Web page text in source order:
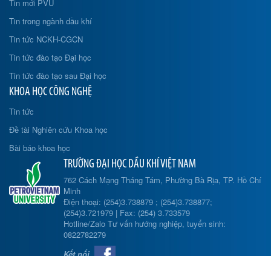
Tin mới PVU
Tin trong ngành dầu khí
Tin tức NCKH-CGCN
Tin tức đào tạo Đại học
Tin tức đào tạo sau Đại học
KHOA HỌC CÔNG NGHỆ
Tin tức
Đề tài Nghiên cứu Khoa học
Bài báo khoa học
TRƯỜNG ĐẠI HỌC DẦU KHÍ VIỆT NAM
762 Cách Mạng Tháng Tám, Phường Bà Rịa, TP. Hồ Chí
Minh
Điện thoại: (254)3.738879 ; (254)3.738877;
(254)3.721979 | Fax: (254) 3.733579
Hotline/Zalo Tư vấn hướng nghiệp, tuyển sinh:
0822782279